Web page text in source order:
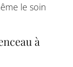
le soin
à